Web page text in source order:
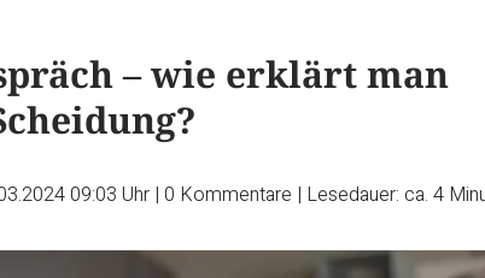
– wie erklärt man
09:03 Uhr | 0 Kommentare | Lesedauer: ca. 4